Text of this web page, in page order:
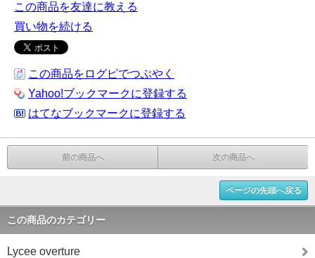
この商品を友達に教える
買い物を続ける
この商品をログピでつぶやく
Yahoo!ブックマークに登録する
はてなブックマークに登録する
前の商品へ 次の商品へ
ページの先頭へ戻る
この商品のカテゴリー
Lycee overture